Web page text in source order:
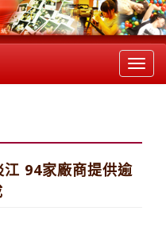
94家廠商提供逾